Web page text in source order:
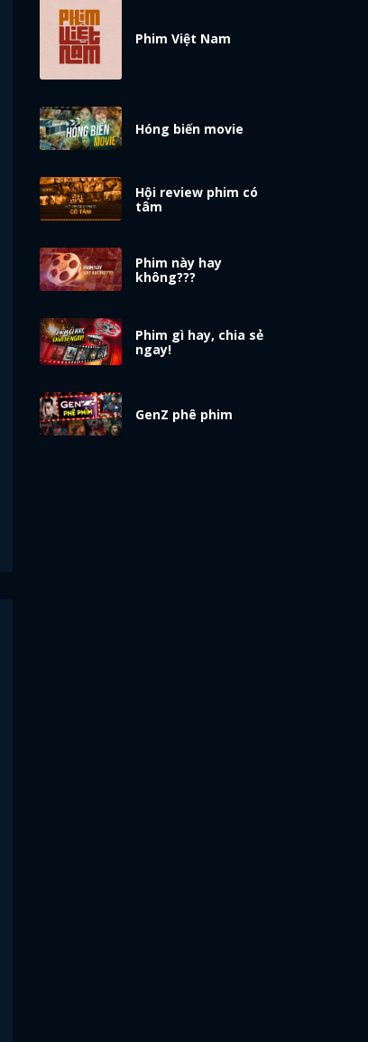
Phim Việt Nam
Hóng biến movie
Hội review phim có
tâm
Phim này hay
không???
Phim gì hay, chia sẻ
ngay!
GenZ phê phim